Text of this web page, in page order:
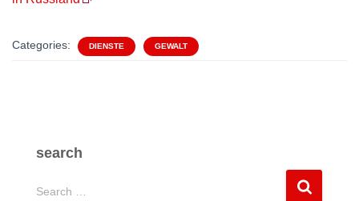
Categories: DIENSTE GEWALT
search
S
Search …